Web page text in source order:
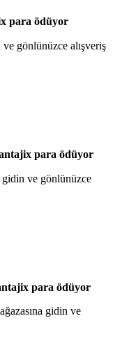
para ödüyor
gönlünüzce alışveriş
para ödüyor
gidin ve gönlünüzce
para ödüyor
gidin ve